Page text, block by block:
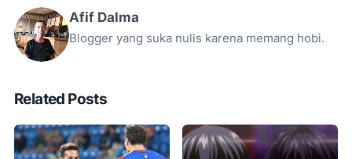
Afif Dalma
Blogger yang suka nulis karena memang hobi.
Related Posts